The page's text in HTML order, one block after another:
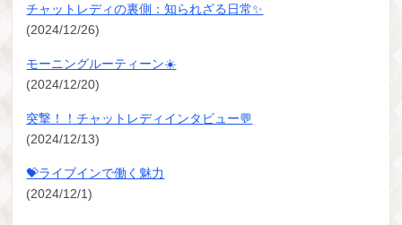
チャットレディの裏側：知られざる日常✨
(2024/12/26)
モーニングルーティーン☀️
(2024/12/20)
突撃！！チャットレディインタビュー💬
(2024/12/13)
💝ライブインで働く魅力
(2024/12/1)